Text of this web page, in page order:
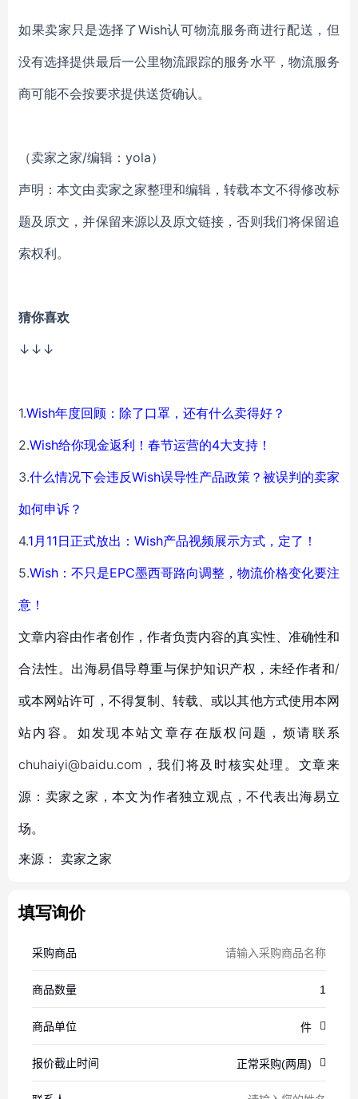
如果卖家只是选择了Wish认可物流服务商进行配送，但
没有选择提供最后一公里物流跟踪的服务水平，物流服务
商可能不会按要求提供送货确认。
（卖家之家/编辑：yola）
声明：本文由卖家之家整理和编辑，转载本文不得修改标
题及原文，并保留来源以及原文链接，否则我们将保留追
索权利。
猜你喜欢
↓↓↓
1.Wish年度回顾：除了口罩，还有什么卖得好？
2.Wish给你现金返利！春节运营的4大支持！
3.什么情况下会违反Wish误导性产品政策？被误判的卖家
如何申诉？
4.1月11日正式放出：Wish产品视频展示方式，定了！
5.Wish：不只是EPC墨西哥路向调整，物流价格变化要注
意！
文章内容由作者创作，作者负责内容的真实性、准确性和
合法性。出海易倡导尊重与保护知识产权，未经作者和/
或本网站许可，不得复制、转载、或以其他方式使用本网
站内容。如发现本站文章存在版权问题，烦请联系
chuhaiyi@baidu.com，我们将及时核实处理。文章来
源：卖家之家，本文为作者独立观点，不代表出海易立
场。
来源： 卖家之家
填写询价